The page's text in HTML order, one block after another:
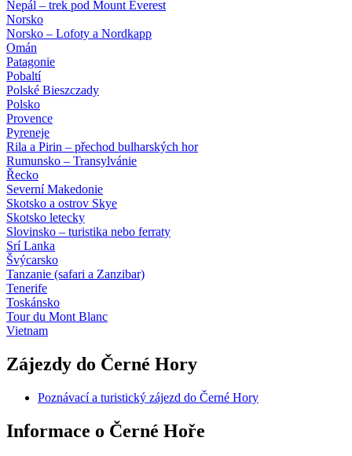
Nepál – trek pod Mount Everest
Norsko
Norsko – Lofoty a Nordkapp
Omán
Patagonie
Pobaltí
Polské Bieszczady
Polsko
Provence
Pyreneje
Rila a Pirin – přechod bulharských hor
Rumunsko – Transylvánie
Řecko
Severní Makedonie
Skotsko a ostrov Skye
Skotsko letecky
Slovinsko – turistika nebo ferraty
Srí Lanka
Švýcarsko
Tanzanie (safari a Zanzibar)
Tenerife
Toskánsko
Tour du Mont Blanc
Vietnam
Zájezdy do Černé Hory
Poznávací a turistický zájezd do Černé Hory
Informace o Černé Hoře